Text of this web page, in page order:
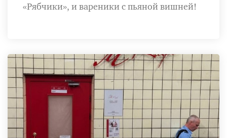
«Рябчики», и вареники с пьяной вишней!